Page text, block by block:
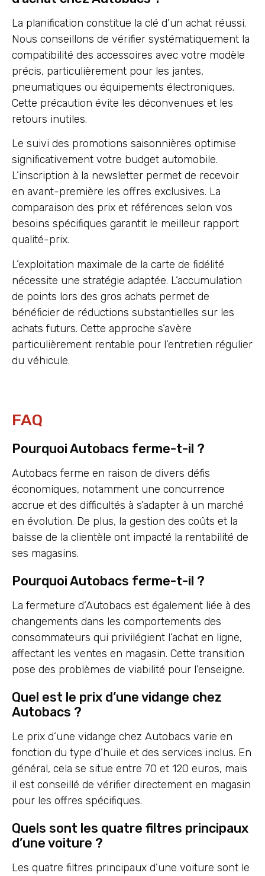
La planification constitue la clé d’un achat réussi.
Nous conseillons de vérifier systématiquement la
compatibilité des accessoires avec votre modèle
précis, particulièrement pour les jantes,
pneumatiques ou équipements électroniques.
Cette précaution évite les déconvenues et les
retours inutiles.
Le suivi des promotions saisonnières optimise
significativement votre budget automobile.
L’inscription à la newsletter permet de recevoir
en avant-première les offres exclusives. La
comparaison des prix et références selon vos
besoins spécifiques garantit le meilleur rapport
qualité-prix.
L’exploitation maximale de la carte de fidélité
nécessite une stratégie adaptée. L’accumulation
de points lors des gros achats permet de
bénéficier de réductions substantielles sur les
achats futurs. Cette approche s’avère
particulièrement rentable pour l’entretien régulier
du véhicule.
FAQ
Pourquoi Autobacs ferme-t-il ?
Autobacs ferme en raison de divers défis
économiques, notamment une concurrence
accrue et des difficultés à s’adapter à un marché
en évolution. De plus, la gestion des coûts et la
baisse de la clientèle ont impacté la rentabilité de
ses magasins.
Pourquoi Autobacs ferme-t-il ?
La fermeture d’Autobacs est également liée à des
changements dans les comportements des
consommateurs qui privilégient l’achat en ligne,
affectant les ventes en magasin. Cette transition
pose des problèmes de viabilité pour l’enseigne.
Quel est le prix d’une vidange chez
Autobacs ?
Le prix d’une vidange chez Autobacs varie en
fonction du type d’huile et des services inclus. En
général, cela se situe entre 70 et 120 euros, mais
il est conseillé de vérifier directement en magasin
pour les offres spécifiques.
Quels sont les quatre filtres principaux
d’une voiture ?
Les quatre filtres principaux d’une voiture sont le